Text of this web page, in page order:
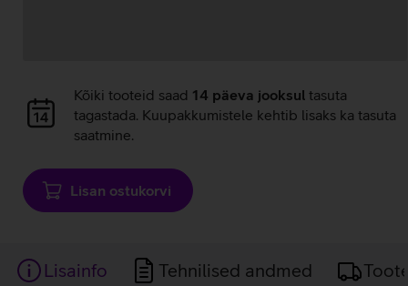
Andmete
laadimine
Kõiki tooteid saad 14 päeva jooksul tasuta
tagastada. Kuupakkumistele kehtib lisaks ka tasuta
saatmine.
Lisan ostukorvi
Lisainfo Tehnilised andmed